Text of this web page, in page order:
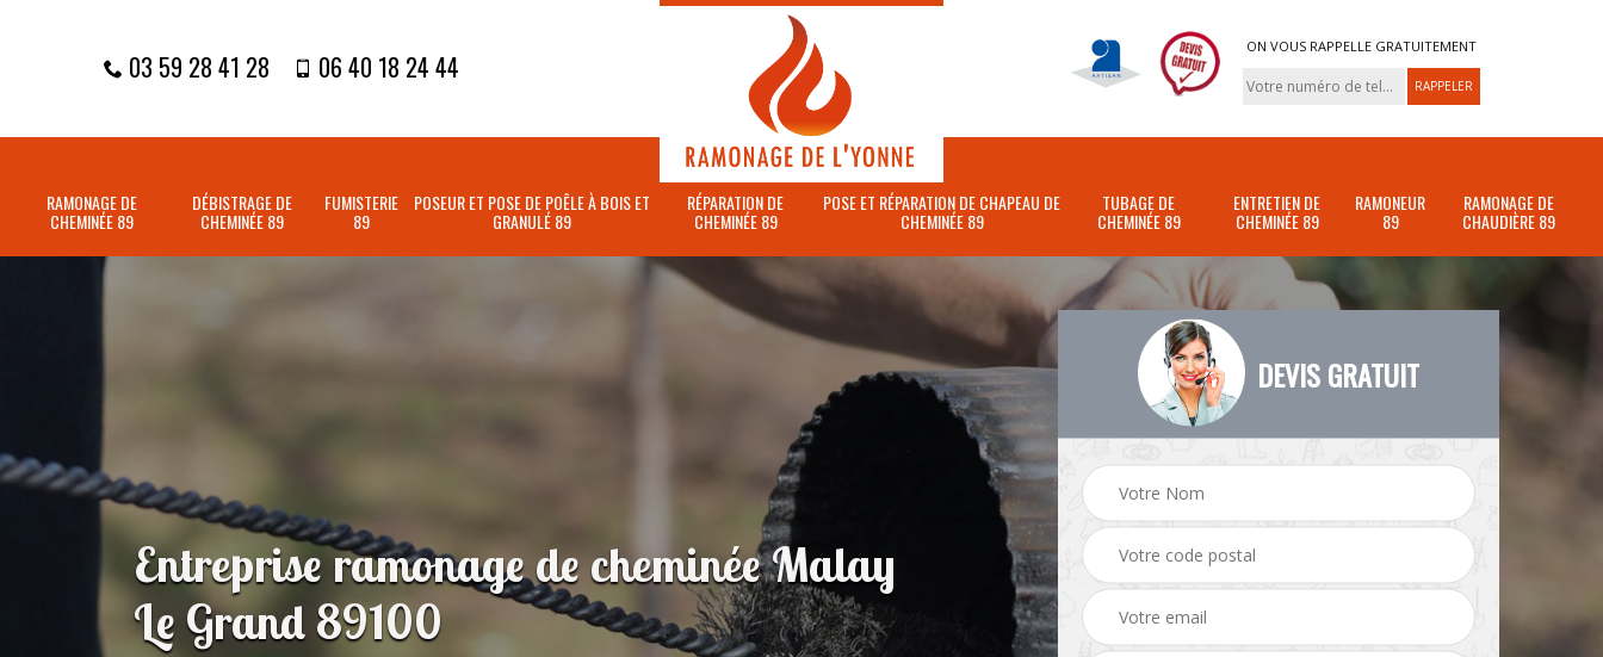
03 59 28 41 28 06 40 18 24 44
ON VOUS RAPPELLE GRATUITEMENT
RAMONAGE DE
CHEMINÉE 89
DÉBISTRAGE DE
CHEMINÉE 89
FUMISTERIE
89
POSEUR ET POSE DE POÊLE À BOIS ET
GRANULÉ 89
RÉPARATION DE
CHEMINÉE 89
POSE ET RÉPARATION DE CHAPEAU DE
CHEMINÉE 89
TUBAGE DE
CHEMINÉE 89
ENTRETIEN DE
CHEMINÉE 89
RAMONEUR
89
RAMONAGE DE
CHAUDIÈRE 89
Entreprise ramonage de cheminée Malay
Le Grand 89100
DEVIS GRATUIT